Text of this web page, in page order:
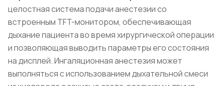
целостная система подачи анестезии со
встроенным TFT-монитором, обеспечивающая
дыхание пациента во время хирургической операции
и позволяющая выводить параметры его состояния
на дисплей. Ингаляционная анестезия может
выполняться с использованием дыхательной смеси